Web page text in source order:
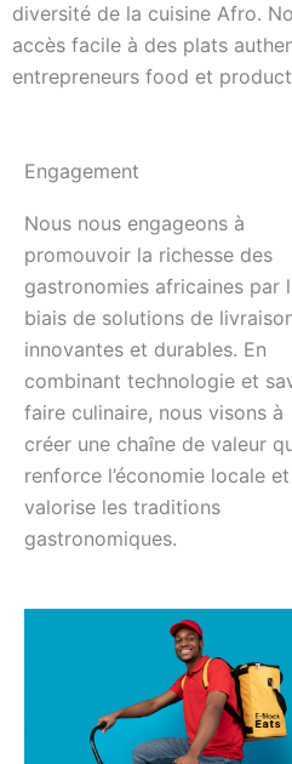
diversité de la cuisine Afro.
accès facile à des plats
entrepreneurs food et
Engagement
Nous nous engageons à
promouvoir la richesse des
gastronomies africaines par
biais de solutions de
innovantes et durables. En
combinant technologie et
faire culinaire, nous visons à
créer une chaîne de valeur
renforce l’économie locale et
valorise les traditions
gastronomiques.